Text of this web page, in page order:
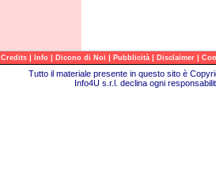
Credits | Info | Dicono di Noi | Pubblicità | Disclaimer |
Tutto il materiale presente in questo sito è
Info4U s.r.l. declina ogni